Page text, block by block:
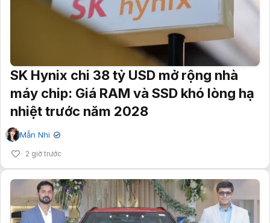
SK Hynix chi 38 tỷ USD mở rộng nhà
máy chip: Giá RAM và SSD khó lòng hạ
nhiệt trước năm 2028
Mẫn Nhi ✔
2 giờ trước